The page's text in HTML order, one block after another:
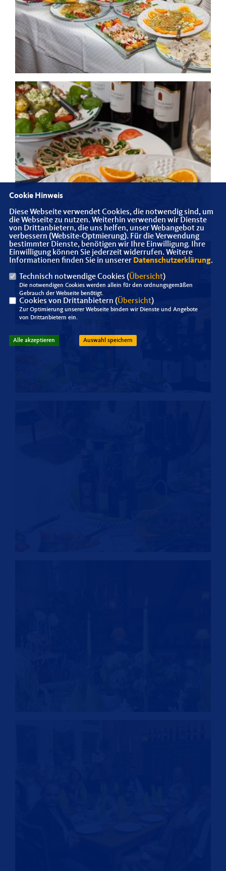
Cookie Hinweis
Diese Webseite verwendet Cookies, die notwendig sind, um
die Webseite zu nutzen. Weiterhin verwenden wir Dienste
von Drittanbietern, die uns helfen, unser Webangebot zu
verbessern (Website-Optmierung). Für die Verwendung
bestimmter Dienste, benötigen wir Ihre Einwilligung. Ihre
Einwilligung können Sie jederzeit widerrufen. Weitere
Informationen finden Sie in unserer Datenschutzerklärung.
Technisch notwendige Cookies (Übersicht)
Die notwendigen Cookies werden allein für den ordnungsgemäßen
Gebrauch der Webseite benötigt.
Cookies von Drittanbietern (Übersicht)
Zur Optimierung unserer Webseite binden wir Dienste und Angebote
von Drittanbietern ein.
Alle akzeptieren Auswahl speichern